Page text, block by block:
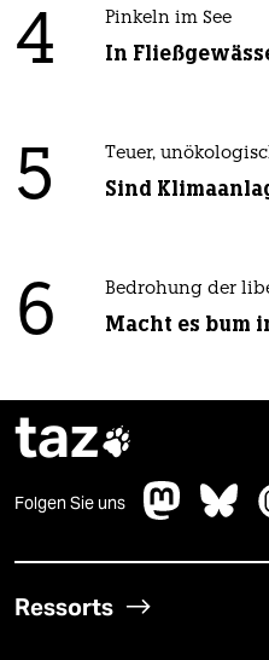
4 Pinkeln im See
In
5 Teuer,
Sind
6 Bedrohung der
Macht es bum
taz
Folgen Sie uns
Ressorts